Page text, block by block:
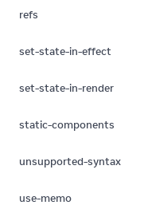
refs
set-state-in-effect
set-state-in-render
static-components
unsupported-syntax
use-memo